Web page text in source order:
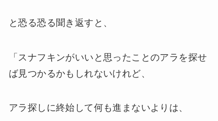
と恐る恐る聞き返すと、
「スナフキンがいいと思ったことのアラを探せ
ば見つかるかもしれないけれど、
アラ探しに終始して何も進まないよりは、